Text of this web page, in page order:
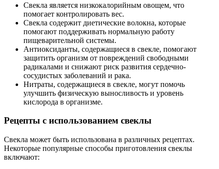
Свекла является низкокалорийным овощем, что
помогает контролировать вес.
Свекла содержит диетические волокна, которые
помогают поддерживать нормальную работу
пищеварительной системы.
Антиоксиданты, содержащиеся в свекле, помогают
защитить организм от повреждений свободными
радикалами и снижают риск развития сердечно-
сосудистых заболеваний и рака.
Нитраты, содержащиеся в свекле, могут помочь
улучшить физическую выносливость и уровень
кислорода в организме.
Рецепты с использованием свеклы
Свекла может быть использована в различных рецептах.
Некоторые популярные способы приготовления свеклы
включают: